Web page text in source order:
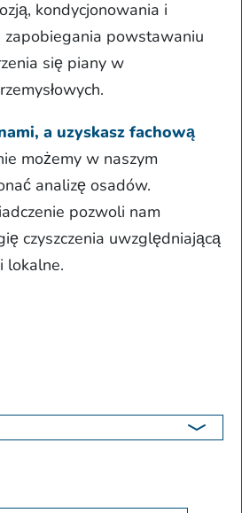
kondycjonowania i
zapobiegania powstawaniu
się piany w
a uzyskasz fachową
możemy w naszym
analizę osadów.
pozwoli nam
czyszczenia uwzględniającą
lokalne.